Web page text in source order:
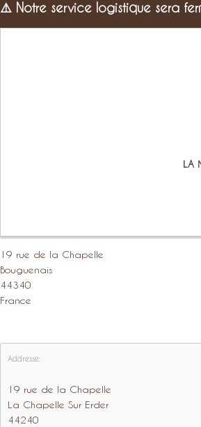
LA
19 rue de la Chapelle
Bouguenais
44340
France
Addresse:
19 rue de la Chapelle
La Chapelle Sur Erder
44240
⚠️ Notre service logistique sera